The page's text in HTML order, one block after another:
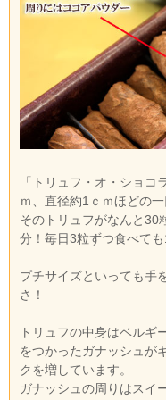
「トリュフ・オ・ショコ
ｍ、直径約1ｃｍほどの
そのトリュフがなんと30
分！毎日3粒ずつ食べて
プチサイズといっても手
さ！
トリュフの中身はベルギ
をつかったガナッシュが
クを増しています。
ガナッシュの周りはスイ